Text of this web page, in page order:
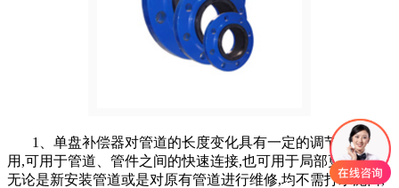
1、单盘补偿器对管道的长度变化具有一定的调节补偿作
用,可用于管道、管件之间的快速连接,也可用于局部更换短管.
无论是新安装管道或是对原有管道进行维修,均不需打水泥口,